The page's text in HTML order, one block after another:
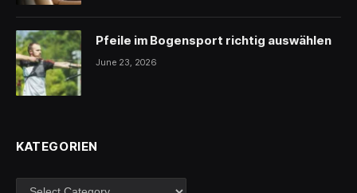
Pfeile im Bogensport richtig auswählen
June 23, 2026
KATEGORIEN
Kategorien